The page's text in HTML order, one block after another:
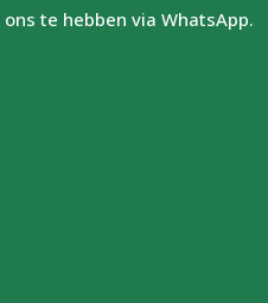
te hebben via WhatsApp.